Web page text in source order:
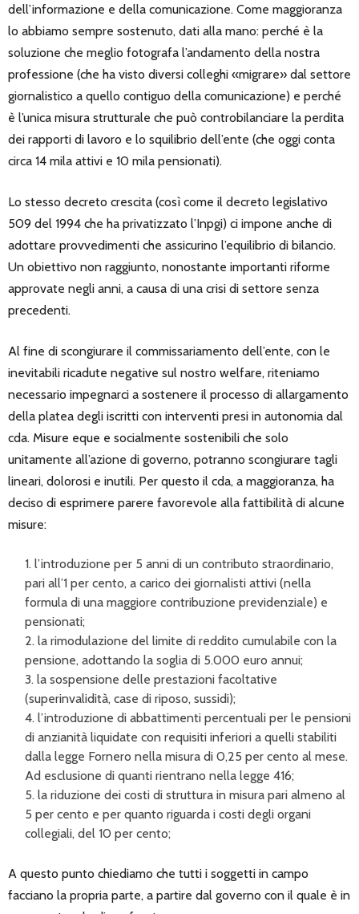
dell’informazione e della comunicazione. Come maggioranza
lo abbiamo sempre sostenuto, dati alla mano: perché è la
soluzione che meglio fotografa l’andamento della nostra
professione (che ha visto diversi colleghi «migrare» dal settore
giornalistico a quello contiguo della comunicazione) e perché
è l’unica misura strutturale che può controbilanciare la perdita
dei rapporti di lavoro e lo squilibrio dell’ente (che oggi conta
circa 14 mila attivi e 10 mila pensionati).
Lo stesso decreto crescita (così come il decreto legislativo
509 del 1994 che ha privatizzato l’Inpgi) ci impone anche di
adottare provvedimenti che assicurino l’equilibrio di bilancio.
Un obiettivo non raggiunto, nonostante importanti riforme
approvate negli anni, a causa di una crisi di settore senza
precedenti.
Al fine di scongiurare il commissariamento dell’ente, con le
inevitabili ricadute negative sul nostro welfare, riteniamo
necessario impegnarci a sostenere il processo di allargamento
della platea degli iscritti con interventi presi in autonomia dal
cda. Misure eque e socialmente sostenibili che solo
unitamente all’azione di governo, potranno scongiurare tagli
lineari, dolorosi e inutili. Per questo il cda, a maggioranza, ha
deciso di esprimere parere favorevole alla fattibilità di alcune
misure:
l’introduzione per 5 anni di un contributo straordinario,
pari all’1 per cento, a carico dei giornalisti attivi (nella
formula di una maggiore contribuzione previdenziale) e
pensionati;
la rimodulazione del limite di reddito cumulabile con la
pensione, adottando la soglia di 5.000 euro annui;
la sospensione delle prestazioni facoltative
(superinvalidità, case di riposo, sussidi);
l’introduzione di abbattimenti percentuali per le pensioni
di anzianità liquidate con requisiti inferiori a quelli stabiliti
dalla legge Fornero nella misura di 0,25 per cento al mese.
Ad esclusione di quanti rientrano nella legge 416;
la riduzione dei costi di struttura in misura pari almeno al
5 per cento e per quanto riguarda i costi degli organi
collegiali, del 10 per cento;
A questo punto chiediamo che tutti i soggetti in campo
facciano la propria parte, a partire dal governo con il quale è in